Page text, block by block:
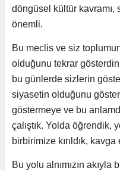
döngüsel kültür kavramı,
önemli.
Bu meclis ve siz
olduğunu tekrar
bu günlerde sizlerin
siyasetin olduğunu
göstermeye ve bu
çalıştık. Yolda öğrendik,
birbirimize kırıldık,
Bu yolu alnımızın akıyla